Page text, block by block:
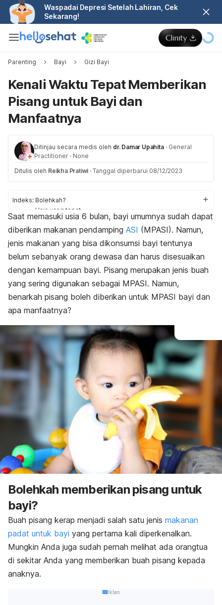
Waspadai Depresi Setelah Lahiran, Cek
Sekarang!
Parenting Bayi Gizi Bayi
Kenali Waktu Tepat Memberikan
Pisang untuk Bayi dan
Manfaatnya
Ditinjau secara medis oleh dr. Damar Upahita · General
Practitioner · None
Ditulis oleh Reikha Pratiwi · Tanggal diperbarui 08/12/2023
Indeks: Bolehkah?
Usia yang tepat
Manfaat
Jenis
Saat memasuki usia 6 bulan, bayi umumnya sudah dapat
diberikan makanan pendamping ASI (MPASI). Namun,
jenis makanan yang bisa dikonsumsi bayi tentunya
belum sebanyak orang dewasa dan harus disesuaikan
dengan kemampuan bayi. Pisang merupakan jenis buah
yang sering digunakan sebagai MPASI. Namun,
benarkah pisang boleh diberikan untuk MPASI bayi dan
apa manfaatnya?
Bolehkah memberikan pisang untuk
bayi?
Buah pisang kerap menjadi salah satu jenis makanan
padat untuk bayi yang pertama kali diperkenalkan.
Mungkin Anda juga sudah pernah melihat ada orangtua
di sekitar Anda yang memberikan buah pisang kepada
anaknya.
Iklan